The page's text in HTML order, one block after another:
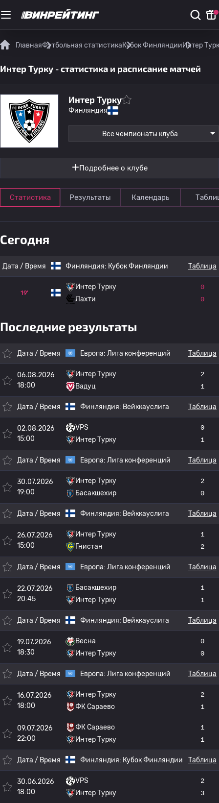
ГлавнаяФутбольная статистикаКубок ФинляндииИнтер
Интер Турку - статистика и расписание матчей
Интер Турку
Финляндия
Все чемпионаты клуба
Подробнее о клубе
Статистика Результаты Календарь
Сегодня
Дата / Время Финляндия: Кубок Финляндии Таблица
19'
Интер Турку
Лахти
0
0
Последние результаты
Дата / Время Европа: Лига конференций Таблица
06.08.2026
18:00
Интер Турку
Вадуц
2
1
Дата / Время Финляндия: Вейккауслига Таблица
02.08.2026
15:00
VPS
Интер Турку
0
1
Дата / Время Европа: Лига конференций Таблица
30.07.2026
19:00
Интер Турку
Басакшехир
2
0
Дата / Время Финляндия: Вейккауслига Таблица
26.07.2026
15:00
Интер Турку
Гнистан
1
2
Дата / Время Европа: Лига конференций Таблица
22.07.2026
20:45
Басакшехир
Интер Турку
1
1
Дата / Время Финляндия: Вейккауслига Таблица
19.07.2026
18:30
Весна
Интер Турку
0
0
Дата / Время Европа: Лига конференций Таблица
16.07.2026
18:00
Интер Турку
ФК Сараево
2
1
09.07.2026
22:00
ФК Сараево
Интер Турку
1
1
Дата / Время Финляндия: Кубок Финляндии Таблица
30.06.2026
18:00
VPS
Интер Турку
2
3